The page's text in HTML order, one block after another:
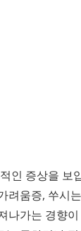
인 증상을 보
려움증, 쑤시
나가는 경향